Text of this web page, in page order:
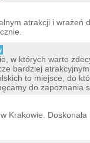
atrakcji i wrażeń
w których warto
bardziej
to miejsce, do
do zapoznania
Krakowie.